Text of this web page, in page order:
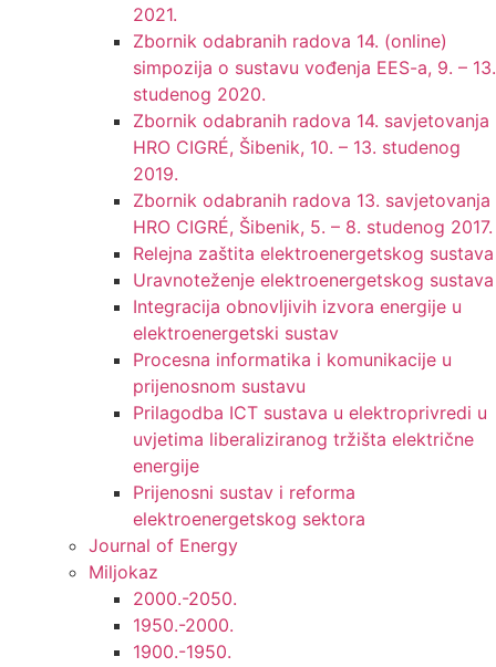
2021.
Zbornik odabranih radova 14. (online)
simpozija o sustavu vođenja EES-a, 9. – 13.
studenog 2020.
Zbornik odabranih radova 14. savjetovanja
HRO CIGRÉ, Šibenik, 10. – 13. studenog
2019.
Zbornik odabranih radova 13. savjetovanja
HRO CIGRÉ, Šibenik, 5. – 8. studenog 2017.
Relejna zaštita elektroenergetskog sustava
Uravnoteženje elektroenergetskog sustava
Integracija obnovljivih izvora energije u
elektroenergetski sustav
Procesna informatika i komunikacije u
prijenosnom sustavu
Prilagodba ICT sustava u elektroprivredi u
uvjetima liberaliziranog tržišta električne
energije
Prijenosni sustav i reforma
elektroenergetskog sektora
Journal of Energy
Miljokaz
2000.-2050.
1950.-2000.
1900.-1950.